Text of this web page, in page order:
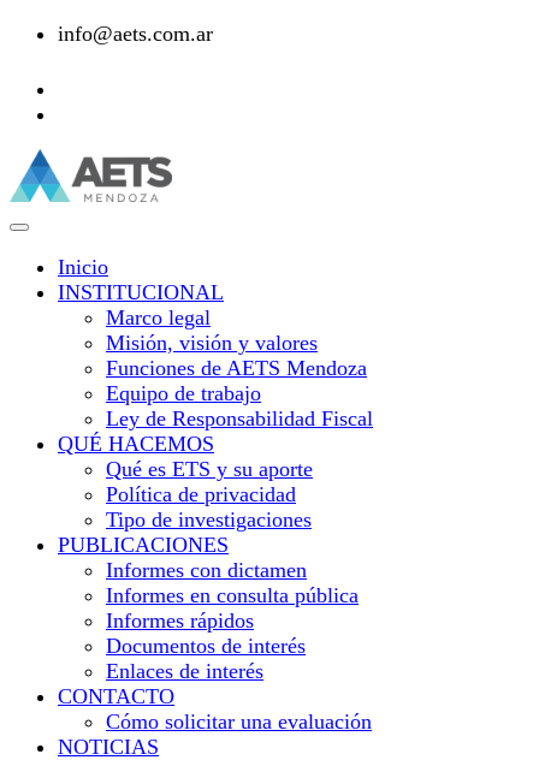
info@aets.com.ar
Inicio
INSTITUCIONAL
Marco legal
Misión, visión y valores
Funciones de AETS Mendoza
Equipo de trabajo
Ley de Responsabilidad Fiscal
QUÉ HACEMOS
Qué es ETS y su aporte
Política de privacidad
Tipo de investigaciones
PUBLICACIONES
Informes con dictamen
Informes en consulta pública
Informes rápidos
Documentos de interés
Enlaces de interés
CONTACTO
Cómo solicitar una evaluación
NOTICIAS